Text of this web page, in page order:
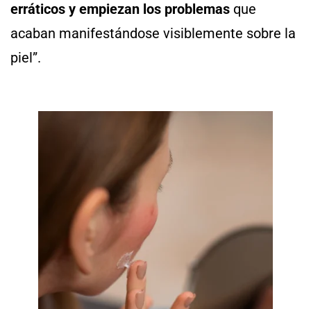
erráticos y empiezan los problemas que
acaban manifestándose visiblemente sobre la
piel”.